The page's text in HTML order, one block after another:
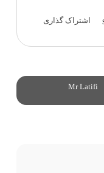
اشتراک گذاری
Mr Latifi